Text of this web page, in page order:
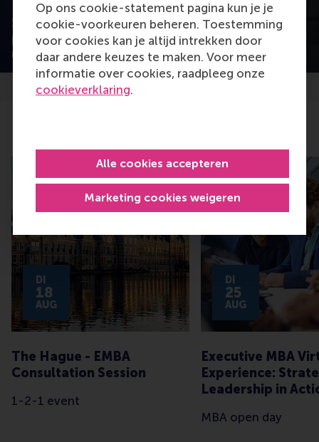
Op ons cookie-statement pagina kun je je
cookie-voorkeuren beheren. Toestemming
voor cookies kan je altijd intrekken door
daar andere keuzes te maken. Voor meer
informatie over cookies, raadpleeg onze
cookieverklaring.
Marketing cookies weigeren
Alle cookies accepteren
Succesverhaal: hoe de EMBA van RSM jouw
professionele en persoonlijke leiderschap
naar een hoger niveau tilt
The Hague - EMBA
Consultation Session
1-2-1 event
DI
18
AUG
Executive MBA
Experience:
Leadership in
MBA open day
DI
25
AUG